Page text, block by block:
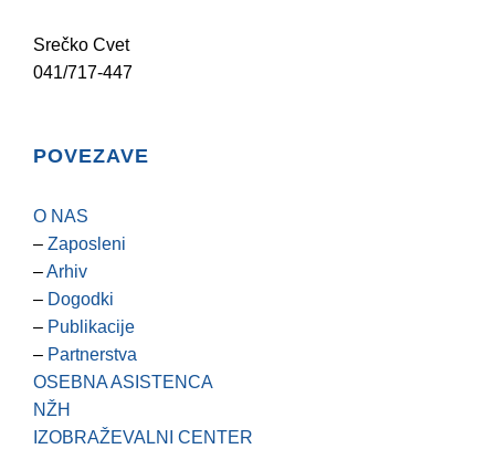
Srečko Cvet
041/717-447
POVEZAVE
O NAS
– Zaposleni
–Arhiv
– Dogodki
– Publikacije
– Partnerstva
OSEBNA ASISTENCA
NŽH
IZOBRAŽEVALNI CENTER